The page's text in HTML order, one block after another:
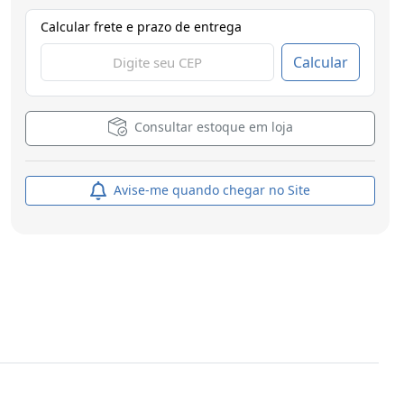
Calcular frete e prazo de entrega
Calcular
Consultar estoque em loja
Avise-me quando chegar no Site